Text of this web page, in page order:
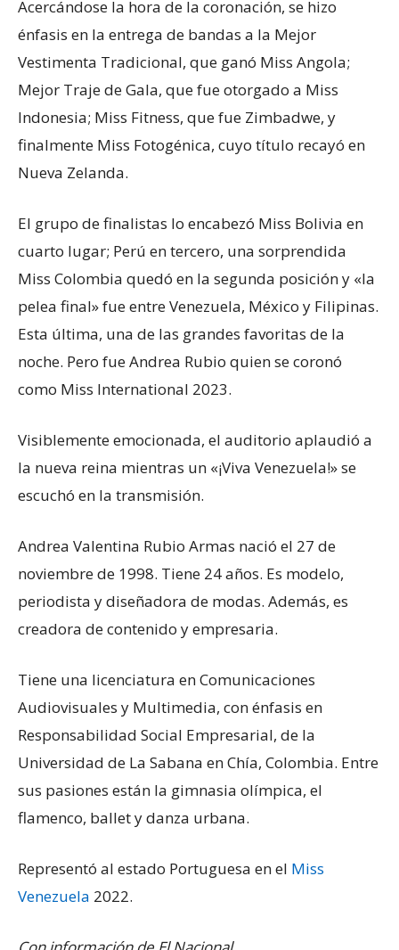
Acercándose la hora de la coronación, se hizo
énfasis en la entrega de bandas a la Mejor
Vestimenta Tradicional, que ganó Miss Angola;
Mejor Traje de Gala, que fue otorgado a Miss
Indonesia; Miss Fitness, que fue Zimbadwe, y
finalmente Miss Fotogénica, cuyo título recayó en
Nueva Zelanda.
El grupo de finalistas lo encabezó Miss Bolivia en
cuarto lugar; Perú en tercero, una sorprendida
Miss Colombia quedó en la segunda posición y «la
pelea final» fue entre Venezuela, México y Filipinas.
Esta última, una de las grandes favoritas de la
noche. Pero fue Andrea Rubio quien se coronó
como Miss International 2023.
Visiblemente emocionada, el auditorio aplaudió a
la nueva reina mientras un «¡Viva Venezuela!» se
escuchó en la transmisión.
Andrea Valentina Rubio Armas nació el 27 de
noviembre de 1998. Tiene 24 años. Es modelo,
periodista y diseñadora de modas. Además, es
creadora de contenido y empresaria.
Tiene una licenciatura en Comunicaciones
Audiovisuales y Multimedia, con énfasis en
Responsabilidad Social Empresarial, de la
Universidad de La Sabana en Chía, Colombia. Entre
sus pasiones están la gimnasia olímpica, el
flamenco, ballet y danza urbana.
Representó al estado Portuguesa en el Miss
Venezuela 2022.